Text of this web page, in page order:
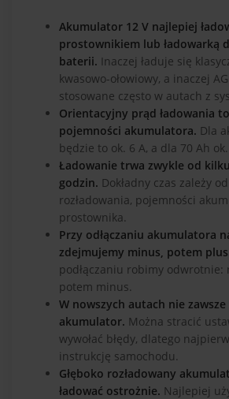
Akumulator 12 V najlepiej
prostownikiem lub ładowarką
baterii. Inaczej ładuje się
kwasowo-ołowiowy, a inaczej
stosowane często w autach z
Orientacyjny prąd ładowania
pojemności akumulatora. Dla
będzie to ok. 6 A, a dla 70 Ah ok.
Ładowanie trwa zwykle od
godzin. Dokładny czas zależy
rozładowania, pojemności
prostownika.
Przy odłączaniu akumulatora
zdejmujemy minus, potem
podłączaniu robimy odwrotnie:
potem minus.
W nowszych autach nie
akumulator. Można stracić
wywołać błędy, dlatego
instrukcję samochodu.
Głęboko rozładowany
ładować ostrożnie. Najlepiej